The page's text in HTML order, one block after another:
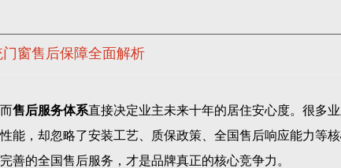
窗售后保障全面解析
售后服务体系直接决定业主未来十年的居住安心度。很多
能，却忽略了安装工艺、质保政策、全国售后响应能力等
善的全国售后服务，才是品牌真正的核心竞争力。